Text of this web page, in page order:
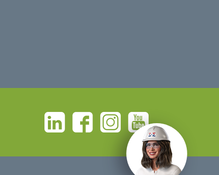
Linkedin Facebook Instagram